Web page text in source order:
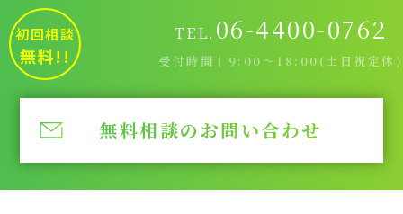
初回相談
無料!!
TEL. 06-4400-0762
受付時間｜9:00～18:00(土日祝定休)
無料相談のお問い合わせ